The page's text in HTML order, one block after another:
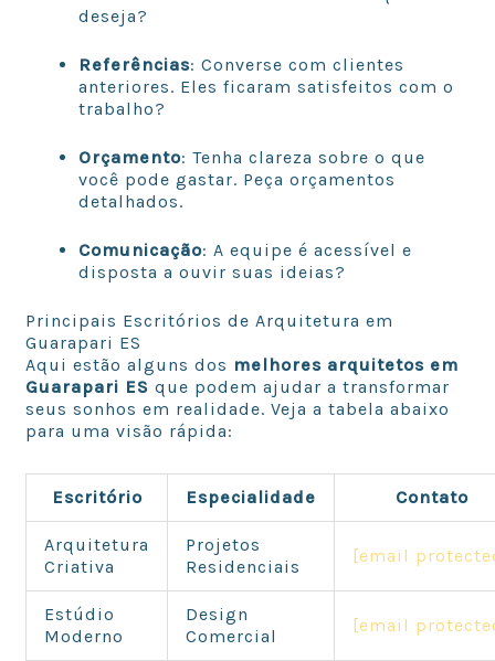
deseja?
Referências: Converse com clientes
anteriores. Eles ficaram satisfeitos com o
trabalho?
Orçamento: Tenha clareza sobre o que
você pode gastar. Peça orçamentos
detalhados.
Comunicação: A equipe é acessível e
disposta a ouvir suas ideias?
Principais Escritórios de Arquitetura em
Guarapari ES
Aqui estão alguns dos melhores arquitetos em
Guarapari ES que podem ajudar a transformar
seus sonhos em realidade. Veja a tabela abaixo
para uma visão rápida:
Escritório Especialidade Contato
Arquitetura
Criativa
Projetos
Residenciais
[email
Estúdio
Moderno
Design
Comercial
[email